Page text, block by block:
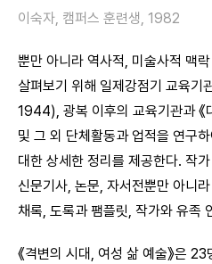
이숙자, 캠퍼스 훈련생, 1982
뿐만 아니라 역사적, 미술사적 맥
살펴보기 위해 일제강점기 교육기
1944), 광복 이후의 교육기관과 《
및 그 외 단체활동과 업적을 연구
대한 상세한 정리를 제공한다. 작
신문기사, 논문, 자서전뿐만 아니
채록, 도록과 팸플릿, 작가와 유족
《격변의 시대, 여성 삶 예술》은